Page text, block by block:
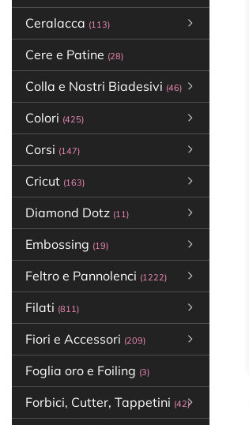
Ceralacca (113)
Cere e Patine (28)
Colla e Nastri Biadesivi (46)
Colori (425)
Corsi (147)
Cricut (163)
Diamond Dotz (11)
Embossing (19)
Feltro e Pannolenci (1222)
Filati (811)
Fiori e Accessori (209)
Foglia oro e Foiling (3)
Forbici, Cutter, Tappetini (42)